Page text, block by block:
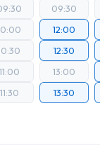
11:00
11:30
09:30
12:00
12:30
13:00
13:30